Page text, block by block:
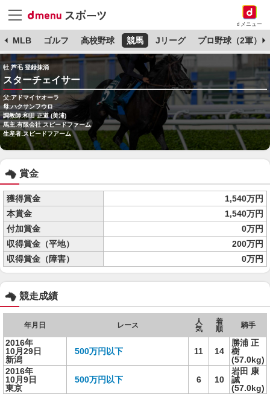
dメニュー
MLB ゴルフ 高校野球 競馬 Jリーグ プロ野球（2軍）
牡 芦毛 登録抹消
スターチェイサー
父:アドマイヤオーラ
母:ハクサンフウロ
調教師:和田 正道 (美浦)
馬主:有限会社 スピードファーム
生産者:スピードフアーム
賞金
獲得賞金
1,540万円
本賞金
1,540万円
付加賞金
0万円
収得賞金（平地）
200万円
収得賞金（障害）
0万円
競走成績
年月日 レース
人
気
着
順
騎手
2016年
10月29日
新潟
500万円以下 11 14
勝浦 正
樹
(57.0kg)
2016年
10月9日
東京
500万円以下 6 10
岩田 康
誠
(57.0kg)